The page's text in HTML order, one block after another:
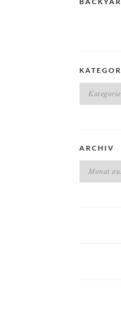
Kategorien
ARCHIV
Archiv